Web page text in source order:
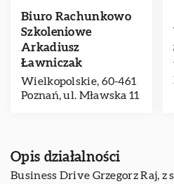
Biuro Rachunkowo
Szkoleniowe
Arkadiusz
Ławniczak
Wielkopolskie, 60-461
Poznań, ul. Mławska 11
Opis działalności
Business Drive Grzegorz Raj,